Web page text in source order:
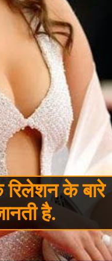
रिलेशन के बारे
है.